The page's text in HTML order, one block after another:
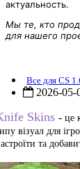
актуальность.
Мы те, кто
для нашего
Все для CS
2026-05-
Skins - це
візуал для
та